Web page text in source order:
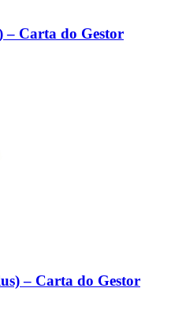
– Carta do Gestor
– Carta do Gestor